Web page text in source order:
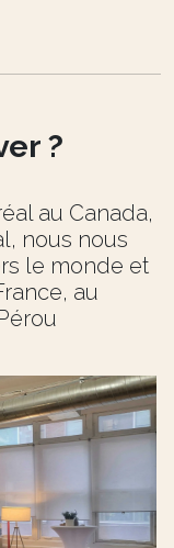
?
au Canada,
nous nous
le monde et
au